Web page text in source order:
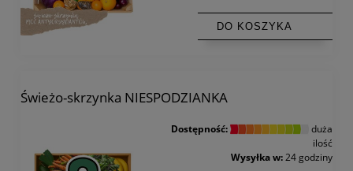
DO KOSZYKA
Świeżo-skrzynka NIESPODZIANKA
Dostępność:
duża
ilość
Wysyłka w:24 godziny